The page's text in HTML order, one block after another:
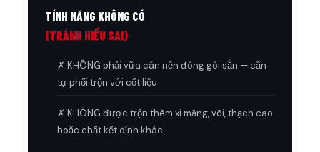
TÍNH NĂNG KHÔNG CÓ
(TRÁNH HIỂU SAI)
✗ KHÔNG phải vữa cán nền đóng gói sẵn — cần
tự phối trộn với cốt liệu
✗ KHÔNG được trộn thêm xi măng, vôi, thạch cao
hoặc chất kết dính khác